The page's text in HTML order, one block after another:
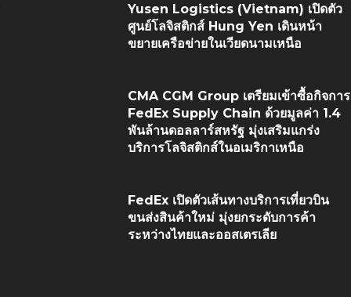
Yusen Logistics (Vietnam) เปิดตัว
ศูนย์โลจิสติกส์ Hung Yen เดินหน้า
ขยายเครือข่ายในเวียดนามเหนือ
CMA CGM Group เตรียมเข้าซื้อกิจการ
FedEx Supply Chain ด้วยมูลค่า 1.4
พันล้านดอลลาร์สหรัฐ มุ่งเสริมแกร่ง
บริการโลจิสติกส์ในอเมริกาเหนือ
FedEx เปิดตัวเส้นทางบริการเที่ยวบิน
ขนส่งสินค้าใหม่ มุ่งยกระดับการค้า
ระหว่างไทยและออสเตรเลีย